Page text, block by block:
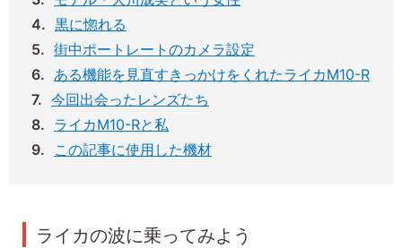
黒に惚れる
街中ポートレートのカメラ設定
ある機能を見直すきっかけをくれたライカM10-R
今回出会ったレンズたち
ライカM10-Rと私
この記事に使用した機材
ライカの波に乗ってみよう